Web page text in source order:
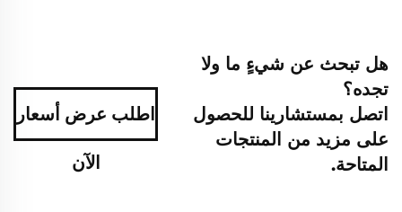
هل تبحث عن شيءٍ ما ولا
تجده؟
اتصل بمستشارينا للحصول
على مزيد من المنتجات
المتاحة.
اطلب عرض أسعار
الآن